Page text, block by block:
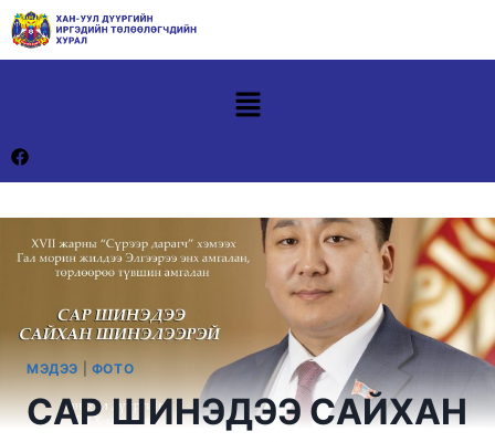
МЭДЭЭ ФОТО
САР ШИНЭДЭЭ САЙХАН